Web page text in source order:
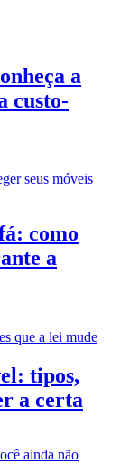
a
custo-
como
a
tipos,
a certa